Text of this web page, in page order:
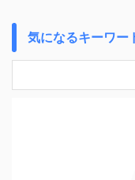
気になるキーワー